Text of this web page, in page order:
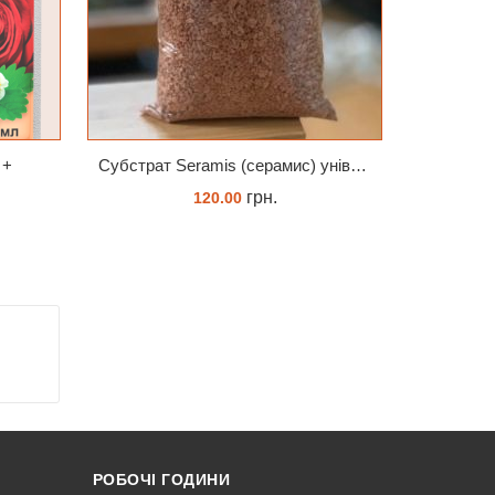
Субстрат Seramis (серамис) універсальний - гранульована глина стандартного разміра для всіх рослин 1 л
120.00грн.
РОБОЧІ ГОДИНИ